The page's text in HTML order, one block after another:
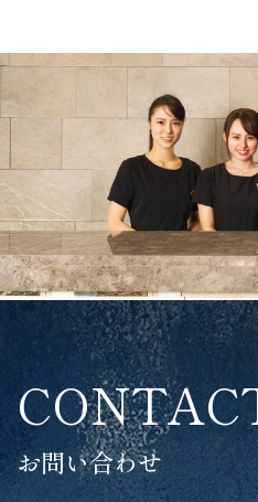
お問い合わせ